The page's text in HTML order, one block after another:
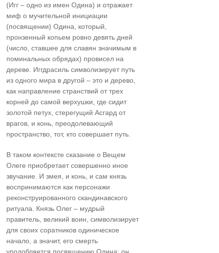
(Игг – одно из имен Одина) и отражает
миф о мучительной инициации
(посвящении) Одина, который,
пронзенный копьем ровно девять дней
(число, ставшее для славян значимым в
поминальных обрядах) провисел на
дереве. Иггдрасиль символизирует путь
из одного мира в другой – это и дерево,
как направление странствий от трех
корней до самой верхушки, где сидит
золотой петух, стерегущий Асгард от
врагов, и конь, преодолевающий
пространство, тот, кто совершает путь.
В таком контексте сказание о Вещем
Олеге приобретает совершенно иное
звучание. И змея, и конь, и сам князь
воспринимаются как персонажи
реконструированного скандинавского
ритуала. Князь Олег – мудрый
правитель, великий воин, символизирует
для своих соратников одиническое
начало, а значит, его смерть
уподобляется посвящению Одина: он